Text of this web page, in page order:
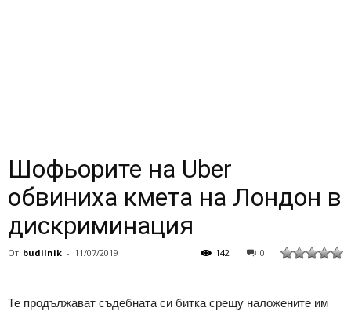
Шофьорите на Uber
обвиниха кмета на Лондон в
дискриминация
От budilnik - 11/07/2019 0
142
Те продължават съдебната си битка срещу наложените им